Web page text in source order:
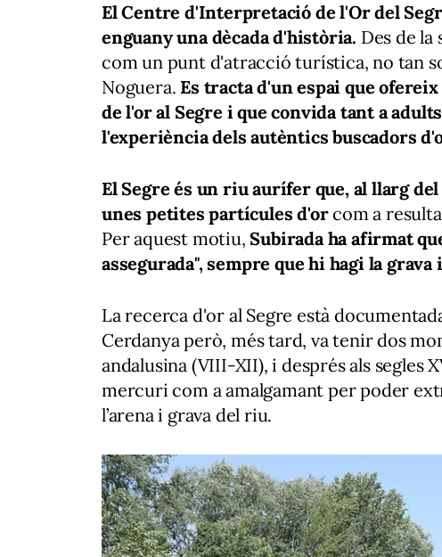
El Centre d'Interpretació de l'Or del
enguany una dècada d'història. Des de
com un punt d'atracció turística, no tan
Noguera. Es tracta d'un espai que
de l'or al Segre i que convida tant a
l'experiència dels autèntics buscadors
El Segre és un riu aurífer que, al llarg
unes petites partícules d'orcom a
Per aquest motiu,Subirada ha afirmat
assegurada", sempre que hi hagi la grava
La recerca d'or al Segre està
Cerdanya però, més tard, va tenir dos
andalusina (VIII-XII), i després als segles
mercuri com a amalgamant per poder
l’arena i grava del riu.